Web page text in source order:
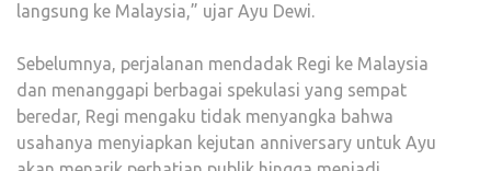
langsung ke Malaysia,” ujar Ayu Dewi.
Sebelumnya, perjalanan mendadak Regi ke Malaysia
dan menanggapi berbagai spekulasi yang sempat
beredar, Regi mengaku tidak menyangka bahwa
usahanya menyiapkan kejutan anniversary untuk Ayu